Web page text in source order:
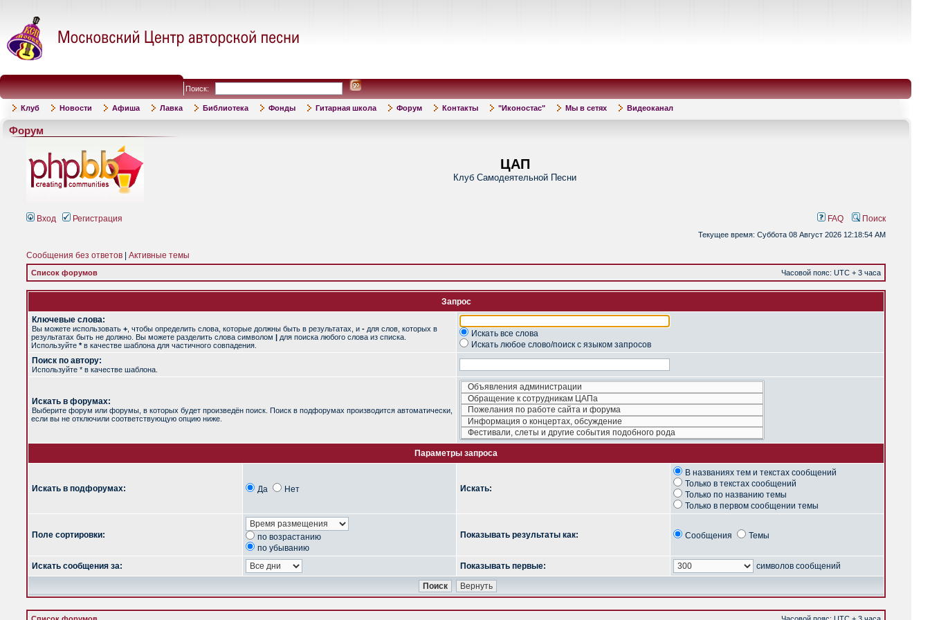
Поиск:
Клуб Новости Афиша Лавка Библиотека Фонды Гитарная школа Форум Контакты "Иконостас" Мы в сетях Видеоканал
Форум
ЦАП
Клуб Самодеятельной Песни
Вход Регистрация FAQ Поиск
Текущее время: Суббота 08 Август 2026 12:18:54 AM
Сообщения без ответов Активные темы
Список форумов Часовой пояс: UTC + 3 часа
Запрос
Ключевые слова:
Вы можете использовать + , чтобы определить слова, которые должны быть в результатах, и - для слов, которых в
результатах быть не должно. Вы можете разделить слова символом | для поиска любого слова из списка.
Используйте *в качестве шаблона для частичного совпадения.
Искать все слова
Искать любое слово/поиск с языком запросов
Поиск по автору:
Используйте * в качестве шаблона.
Искать в форумах:
Выберите форум или форумы, в которых будет произведён поиск. Поиск в подфорумах производится автоматически,
если вы не отключили соответствующую опцию ниже.
Параметры запроса
Искать в подфорумах: Да Нет Искать:
В названиях тем и текстах сообщений
Только в текстах сообщений
Только по названию темы
Только в первом сообщении темы
Поле сортировки:
по возрастанию
по убыванию
Показывать результаты как: Сообщения Темы
Искать сообщения за: Показывать первые: символов сообщений